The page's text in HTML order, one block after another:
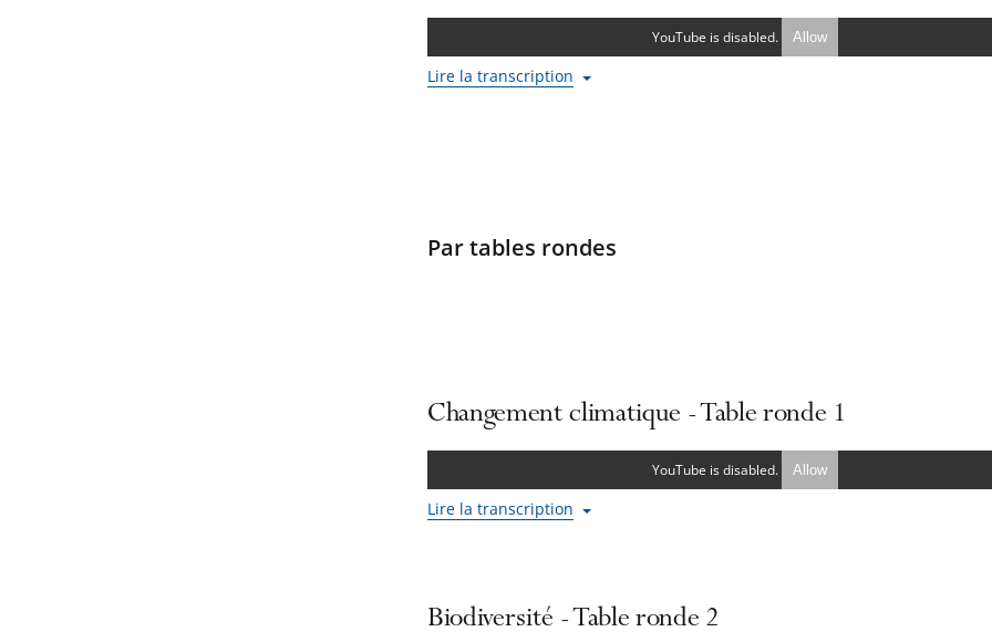
YouTube is disabled. Allow
Lire la transcription
Par tables rondes
Changement climatique - Table ronde 1
YouTube is disabled. Allow
Lire la transcription
Biodiversité - Table ronde 2